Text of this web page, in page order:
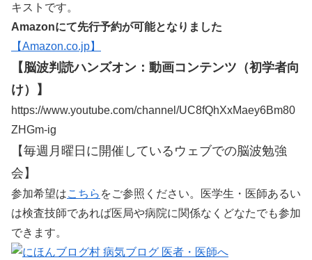
キストです。
Amazonにて先行予約が可能となりました
【Amazon.co.jp】
【脳波判読ハンズオン：動画コンテンツ（初学者向
け）】
https://www.youtube.com/channel/UC8fQhXxMaey6Bm80
ZHGm-ig
【毎週月曜日に開催しているウェブでの脳波勉強
会】
参加希望はこちら をご参照ください。医学生・医師あるい
は検査技師であれば医局や病院に関係なくどなたでも参加
できます。